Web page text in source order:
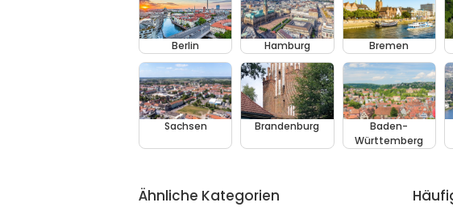
Berlin Hamburg Bremen
Sachsen Brandenburg
Baden-
Württemberg
Ähnliche Kategorien